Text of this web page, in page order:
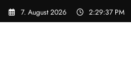
Zum
Inhalt
7. August 2026 2:29:38 PM